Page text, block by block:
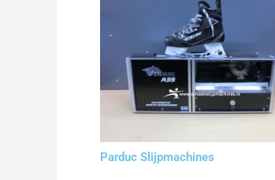
Parduc Slijpmachines